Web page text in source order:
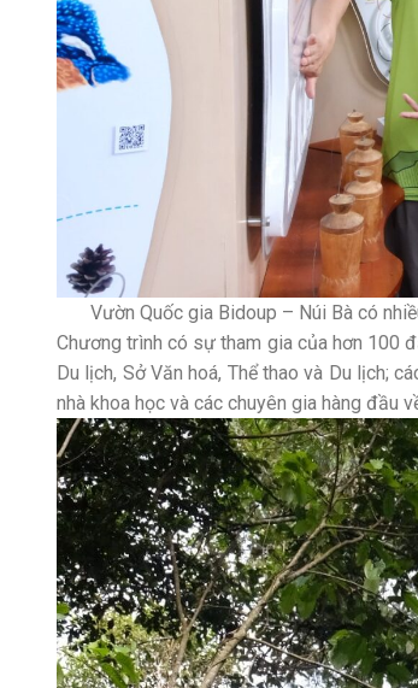
Vườn Quốc gia Bidoup – Núi Bà có
Chương trình có sự tham gia của hơn 100
Du lịch, Sở Văn hoá, Thể thao và Du lịch;
nhà khoa học và các chuyên gia hàng đầu